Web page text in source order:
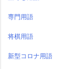
専門用語
将棋用語
新型コロナ用語